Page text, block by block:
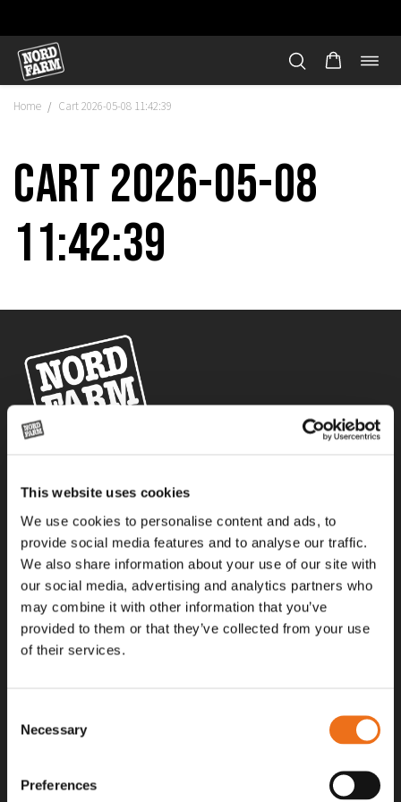
This website uses cookies
We use cookies to personalise content and ads, to
provide social media features and to analyse our traffic.
We also share information about your use of our site with
our social media, advertising and analytics partners who
may combine it with other information that you’ve
provided to them or that they’ve collected from your use
of their services.
Selection
Necessary
Preferences
Hoppa
innehåll
Home / Cart 2026-05-08 11:42:39
Cart 2026-05-08
11:42:39
gäller inte vid köp av enskild produkt, till exempel
reservdel. Kontakta din lokala återförsäljare för aktuella priser.
Surgatan 12, 602 28
Norrköping, Sweden
+46 (0)11 – 19 70 40
marknad@nordfarm.se